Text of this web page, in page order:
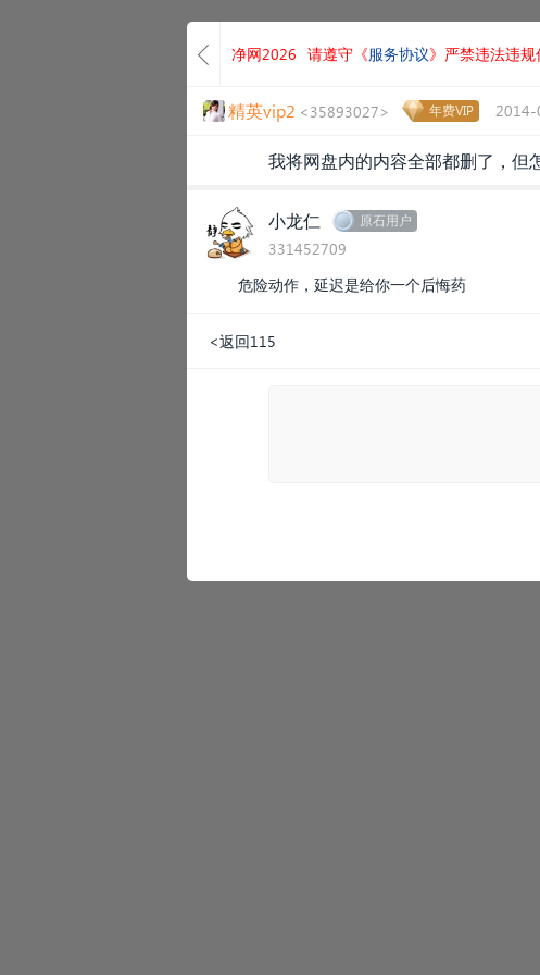
净网2026 请遵守《服务协议》严禁违法违规
精英vip2 <35893027> 年费VIP 2014-
我将网盘内的内容全部都删了，但
小龙仁 原石用户
331452709
危险动作，延迟是给你一个后悔药
<返回115